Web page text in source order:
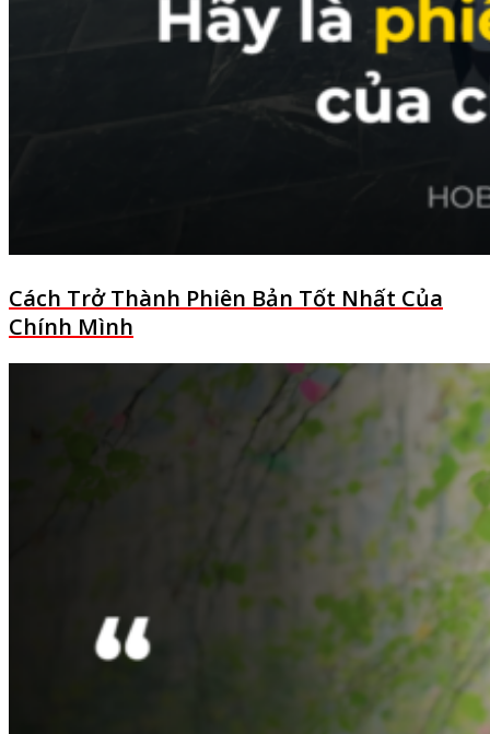
Cách Trở Thành Phiên Bản Tốt Nhất Của
Chính Mình